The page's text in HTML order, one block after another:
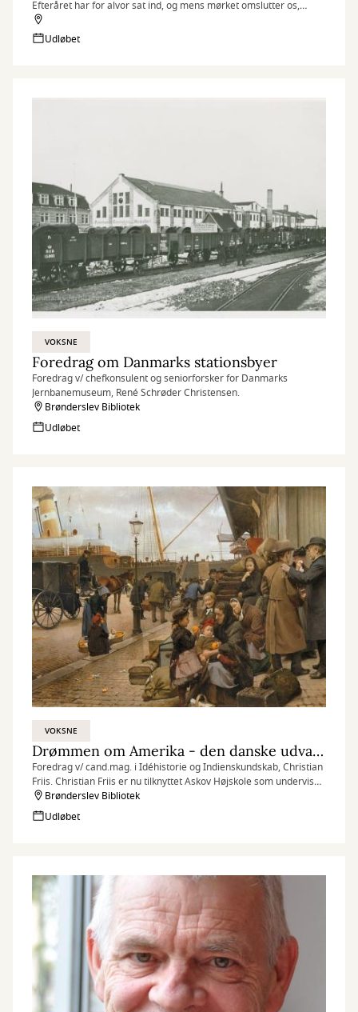
Efteråret har for alvor sat ind, og mens mørket omslutter os,
lægger to af Brønderslev Biblioteks litteraturformidlere vejen forbi
Louises stue i Hallund.
Udløbet
VOKSNE
Foredrag om Danmarks stationsbyer
Foredrag v/ chefkonsulent og seniorforsker for Danmarks
Jernbanemuseum, René Schrøder Christensen.
Brønderslev Bibliotek
Udløbet
VOKSNE
Drømmen om Amerika - den danske udvandring til USA
Foredrag v/ cand.mag. i Idéhistorie og Indienskundskab, Christian
Friis. Christian Friis er nu tilknyttet Askov Højskole som underviser
og som kursus- og rejseleder.
Brønderslev Bibliotek
Udløbet